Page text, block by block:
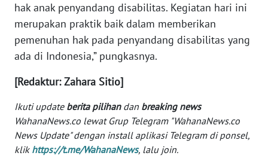
hak anak penyandang disabilitas. Kegiatan hari ini
merupakan praktik baik dalam memberikan
pemenuhan hak pada penyandang disabilitas yang
ada di Indonesia,” pungkasnya.
[Redaktur: Zahara Sitio]
Ikuti update berita pilihandan breaking news
WahanaNews.co lewat Grup Telegram "WahanaNews.co
News Update" dengan install aplikasi Telegram di ponsel,
klik https://t.me/WahanaNews, lalu join.
WN
BENGKULU
LAMPUNG
WN
JATENG
WN